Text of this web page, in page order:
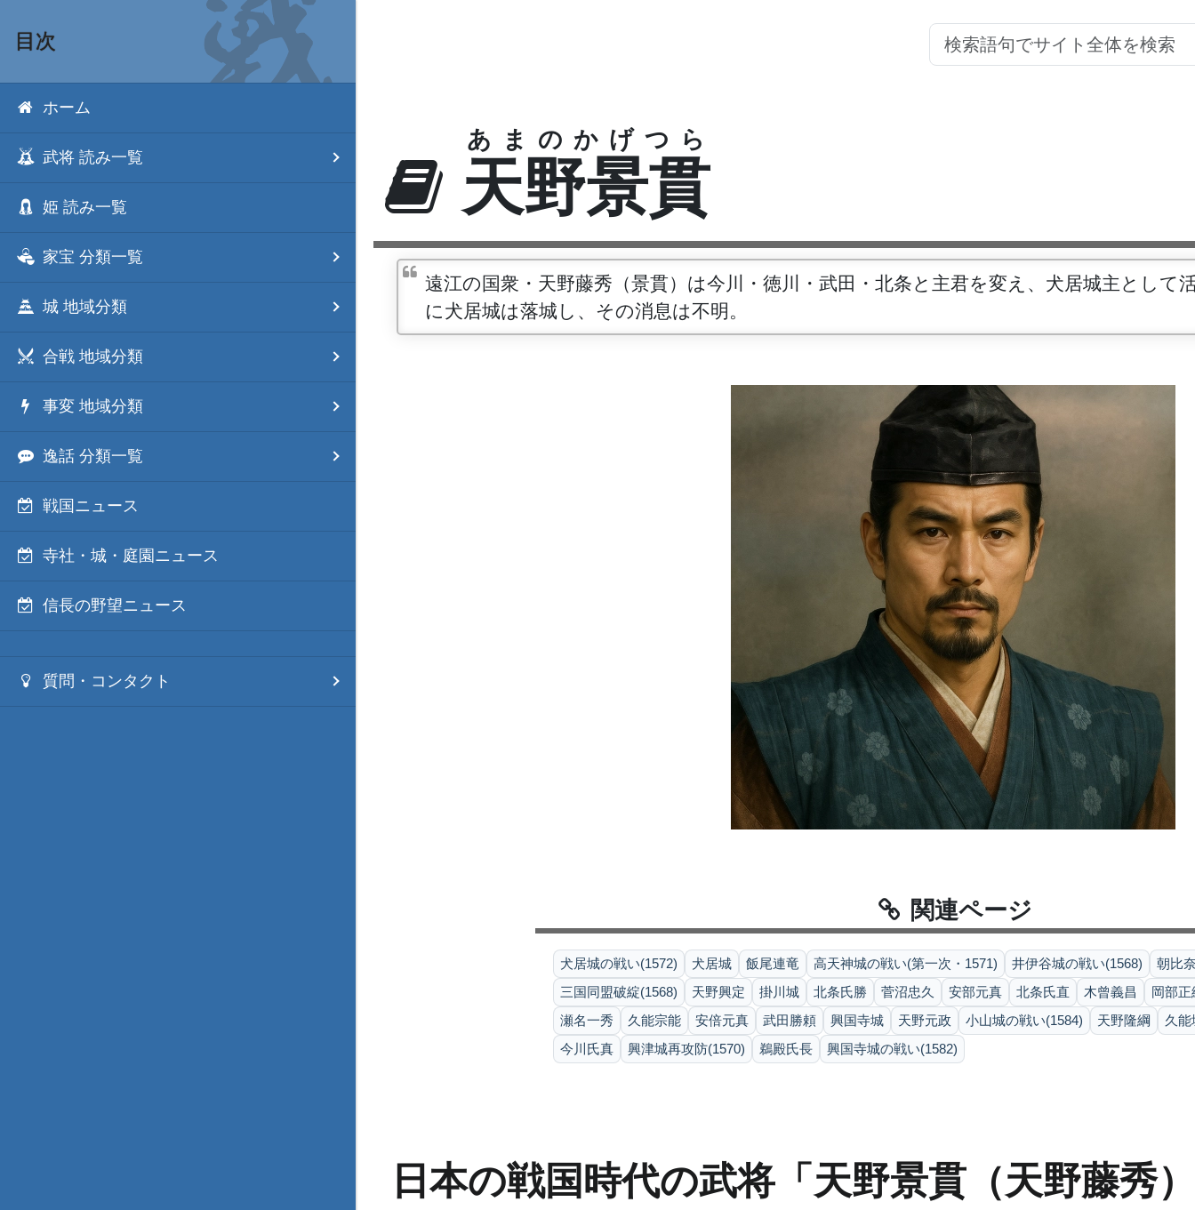
目次
ホーム
武将 読み一覧
姫 読み一覧
家宝 分類一覧
城 地域分類
合戦 地域分類
事変 地域分類
逸話 分類一覧
戦国ニュース
寺社・城・庭園ニュース
信長の野望ニュース
質問・コンタクト
天野景貫
あまのかげつら
遠江の国衆・天野藤秀（景貫）は今川・徳川・武田・北条と主君を変え、犬居城主として
に犬居城は落城し、その消息は不明。
関連ページ
犬居城の戦い(1572) 犬居城 飯尾連竜 高天神城の戦い(第一次・1571) 井伊谷城の戦い(1568)
朝比
三国同盟破綻(1568)
天野興定 掛川城 北条氏勝 菅沼忠久 安部元真 北条氏直 木曾義昌
岡部正
瀬名一秀
久能宗能 安倍元真 武田勝頼 興国寺城 天野元政 小山城の戦い(1584) 天野隆綱
久能
今川氏真
興津城再攻防(1570) 鵜殿氏長 興国寺城の戦い(1582)
日本の戦国時代の武将「天野景貫（天野藤秀